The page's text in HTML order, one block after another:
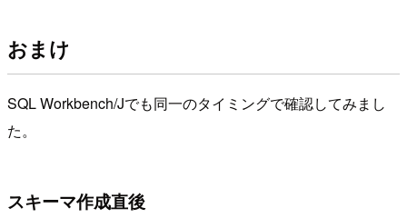
おまけ
SQL Workbench/Jでも同一のタイミングで確認してみまし
た。
スキーマ作成直後